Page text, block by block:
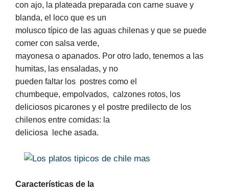
con ajo, la plateada preparada con carne suave y
blanda, el loco que es un
molusco típico de las aguas chilenas y que se puede
comer con salsa verde,
mayonesa o apanados. Por otro lado, tenemos a las
humitas, las ensaladas, y no
pueden faltar los postres como el
chumbeque, empolvados, calzones rotos, los
deliciosos picarones y el postre predilecto de los
chilenos entre comidas: la
deliciosa
leche asada.
Características de la